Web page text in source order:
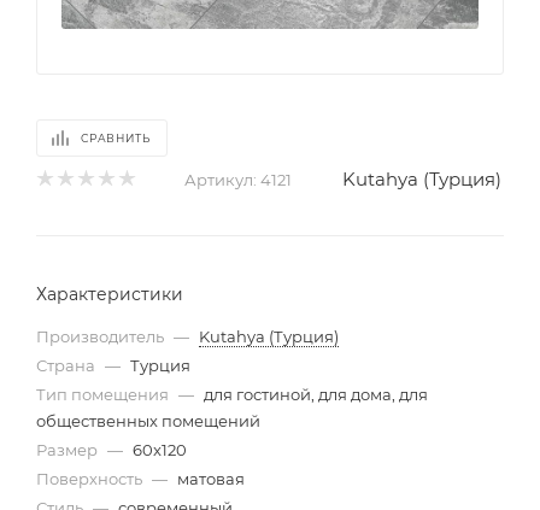
СРАВНИТЬ
Артикул: 4121 Kutahya (Турция)
Характеристики
Производитель — Kutahya (Турция)
Страна — Турция
Тип помещения — для гостиной, для дома, для
общественных помещений
Размер — 60x120
Поверхность — матовая